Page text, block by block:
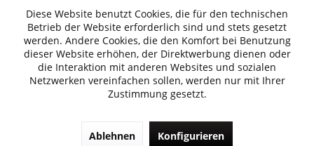
Diese Website benutzt Cookies, die für den technischen
Betrieb der Website erforderlich sind und stets gesetzt
werden. Andere Cookies, die den Komfort bei Benutzung
dieser Website erhöhen, der Direktwerbung dienen oder
die Interaktion mit anderen Websites und sozialen
Netzwerken vereinfachen sollen, werden nur mit Ihrer
Zustimmung gesetzt.
Ablehnen Konfigurieren